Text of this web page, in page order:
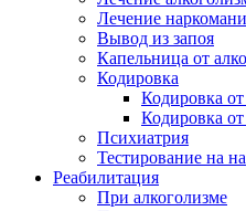
Лечение
Вывод из запоя
Капельница от
Кодировка
Кодировка от
Кодировка
Психиатрия
Тестирование на
Реабилитация
При алкоголизме